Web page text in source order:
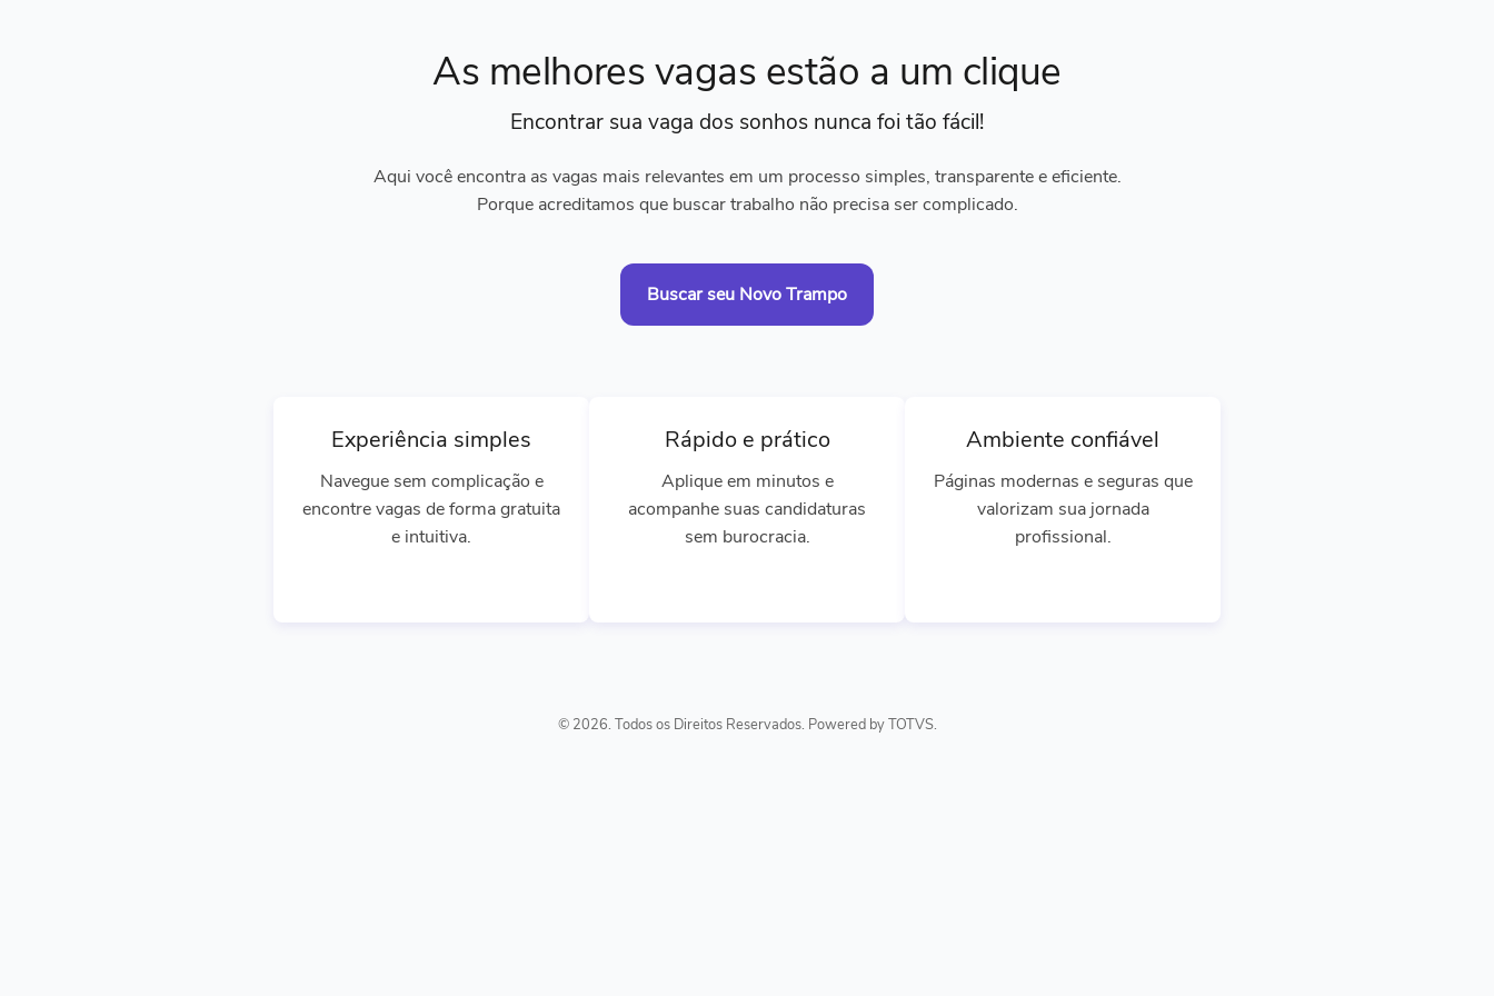
As melhores vagas estão a um clique
Encontrar sua vaga dos sonhos nunca foi tão fácil!
Aqui você encontra as vagas mais relevantes em um processo simples, transparente e eficiente.
Porque acreditamos que buscar trabalho não precisa ser complicado.
Buscar seu Novo Trampo
Experiência simples
Navegue sem complicação e
encontre vagas de forma gratuita
e intuitiva.
Rápido e prático
Aplique em minutos e
acompanhe suas candidaturas
sem burocracia.
Ambiente confiável
Páginas modernas e seguras que
valorizam sua jornada
profissional.
© 2026. Todos os Direitos Reservados. Powered by TOTVS.